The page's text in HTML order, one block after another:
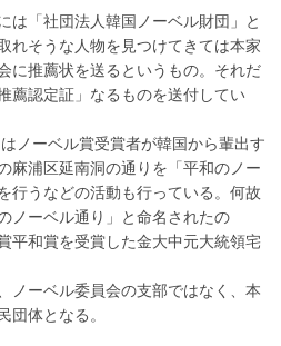
は「社団法人韓国ノーベル財団」と
れそうな人物を見つけてきては本家
に推薦状を送るというもの。それだ
薦認定証」なるものを送付してい
ノーベル賞受賞者が韓国から輩出す
麻浦区延南洞の通りを「平和のノー
行うなどの活動も行っている。何故
ノーベル通り」と命名されたの
和賞を受賞した金大中元大統領宅
ノーベル委員会の支部ではなく、本
団体となる。